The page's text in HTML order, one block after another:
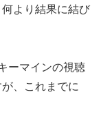
より結果に結び
ーマインの視聴
、これまでに